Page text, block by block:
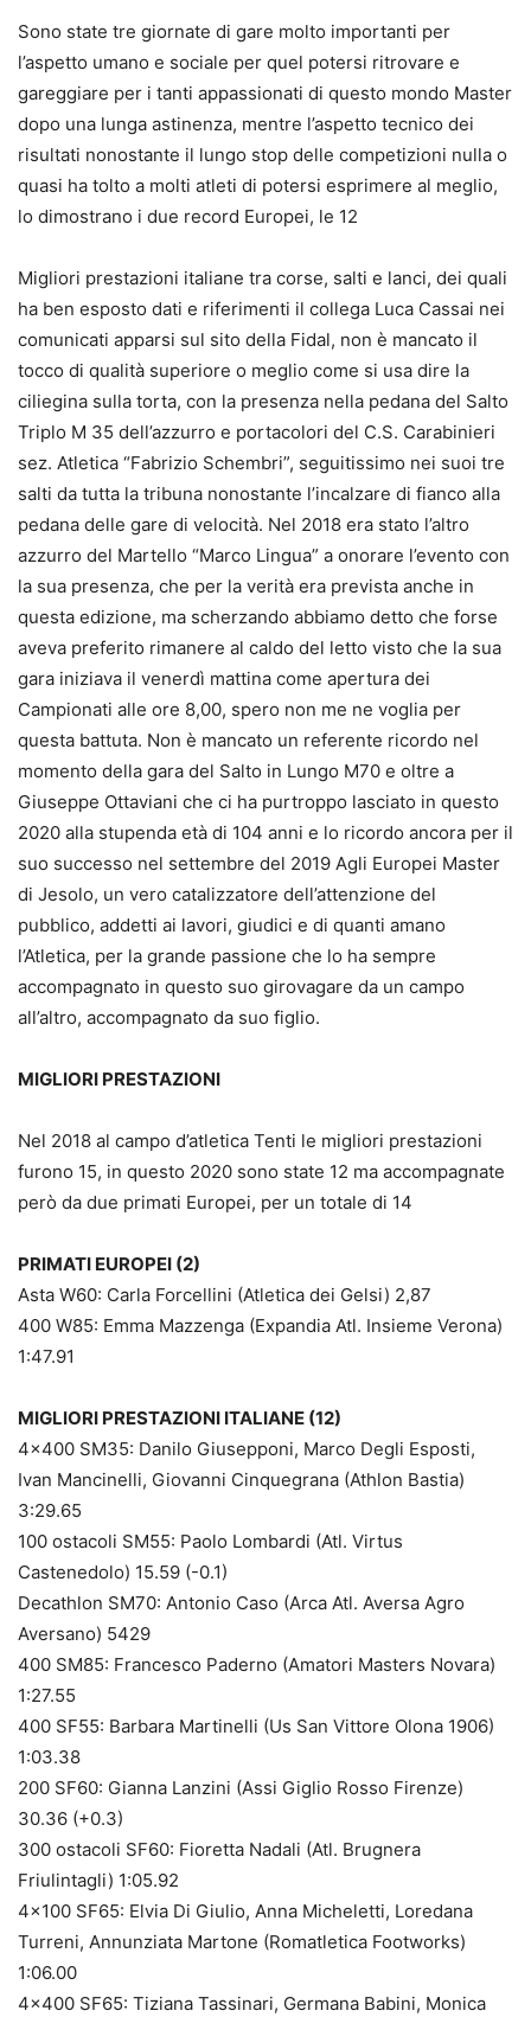
Sono state tre giornate di gare molto importanti per
l’aspetto umano e sociale per quel potersi ritrovare e
gareggiare per i tanti appassionati di questo mondo Master
dopo una lunga astinenza, mentre l’aspetto tecnico dei
risultati nonostante il lungo stop delle competizioni nulla o
quasi ha tolto a molti atleti di potersi esprimere al meglio,
lo dimostrano i due record Europei, le 12
Migliori prestazioni italiane tra corse, salti e lanci, dei quali
ha ben esposto dati e riferimenti il collega Luca Cassai nei
comunicati apparsi sul sito della Fidal, non è mancato il
tocco di qualità superiore o meglio come si usa dire la
ciliegina sulla torta, con la presenza nella pedana del Salto
Triplo M 35 dell’azzurro e portacolori del C.S. Carabinieri
sez. Atletica “Fabrizio Schembri”, seguitissimo nei suoi tre
salti da tutta la tribuna nonostante l’incalzare di fianco alla
pedana delle gare di velocità. Nel 2018 era stato l’altro
azzurro del Martello “Marco Lingua” a onorare l’evento con
la sua presenza, che per la verità era prevista anche in
questa edizione, ma scherzando abbiamo detto che forse
aveva preferito rimanere al caldo del letto visto che la sua
gara iniziava il venerdì mattina come apertura dei
Campionati alle ore 8,00, spero non me ne voglia per
questa battuta. Non è mancato un referente ricordo nel
momento della gara del Salto in Lungo M70 e oltre a
Giuseppe Ottaviani che ci ha purtroppo lasciato in questo
2020 alla stupenda età di 104 anni e lo ricordo ancora per il
suo successo nel settembre del 2019 Agli Europei Master
di Jesolo, un vero catalizzatore dell’attenzione del
pubblico, addetti ai lavori, giudici e di quanti amano
l’Atletica, per la grande passione che lo ha sempre
accompagnato in questo suo girovagare da un campo
all’altro, accompagnato da suo figlio.
MIGLIORI PRESTAZIONI
Nel 2018 al campo d’atletica Tenti le migliori prestazioni
furono 15, in questo 2020 sono state 12 ma accompagnate
però da due primati Europei, per un totale di 14
PRIMATI EUROPEI (2)
Asta W60: Carla Forcellini (Atletica dei Gelsi) 2,87
400 W85: Emma Mazzenga (Expandia Atl. Insieme Verona)
1:47.91
MIGLIORI PRESTAZIONI ITALIANE (12)
4×400 SM35: Danilo Giusepponi, Marco Degli Esposti,
Ivan Mancinelli, Giovanni Cinquegrana (Athlon Bastia)
3:29.65
100 ostacoli SM55: Paolo Lombardi (Atl. Virtus
Castenedolo) 15.59 (-0.1)
Decathlon SM70: Antonio Caso (Arca Atl. Aversa Agro
Aversano) 5429
400 SM85: Francesco Paderno (Amatori Masters Novara)
1:27.55
400 SF55: Barbara Martinelli (Us San Vittore Olona 1906)
1:03.38
200 SF60: Gianna Lanzini (Assi Giglio Rosso Firenze)
30.36 (+0.3)
300 ostacoli SF60: Fioretta Nadali (Atl. Brugnera
Friulintagli) 1:05.92
4×100 SF65: Elvia Di Giulio, Anna Micheletti, Loredana
Turreni, Annunziata Martone (Romatletica Footworks)
1:06.00
4×400 SF65: Tiziana Tassinari, Germana Babini, Monica